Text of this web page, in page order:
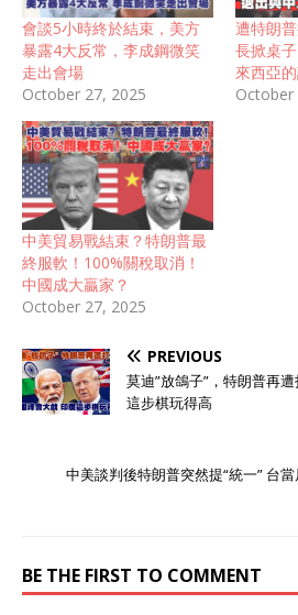
會談5小時終於結束，美方
暴露4大反常，李成鋼微笑
走出會場
October 27, 2025
遭特朗
長掀桌
來西亞
October
中美貿易戰結束？特朗普最
終服軟！100%關稅取消！
中國成大贏家？
October 27, 2025
PREVIOUS
莫迪”放鴿子”，特朗普再
這步棋玩得高
中美談判後特朗普突然提“統一” 台
BE THE FIRST TO COMMENT